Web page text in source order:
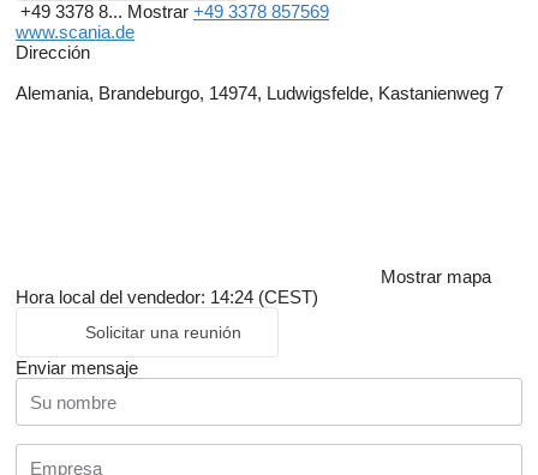
+49 3378 8... Mostrar +49 3378 857569
www.scania.de
Dirección
Alemania, Brandeburgo, 14974, Ludwigsfelde, Kastanienweg 7
Mostrar mapa
Hora local del vendedor: 14:24 (CEST)
Solicitar una reunión
Enviar mensaje